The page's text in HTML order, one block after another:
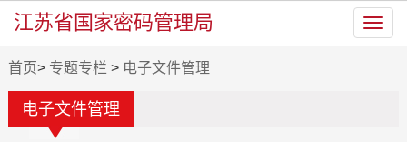
江苏省国家密码管理局
首页> 专题专栏 > 电子文件管理
电子文件管理